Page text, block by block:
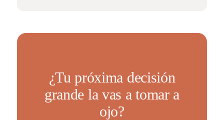
¿Tu próxima decisión
grande la vas a tomar a
ojo?